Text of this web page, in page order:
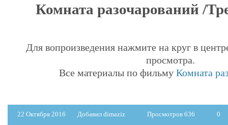
Комната разочарований /
Для вопроизведения нажмите на круг в
просмотра.
Все материалы по фильмуКомната
22 Октября 2016 Добавил dimaziz Просмотров 636 0